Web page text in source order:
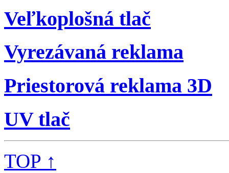
Veľkoplošná tlač
Vyrezávaná reklama
Priestorová reklama 3D
UV tlač
TOP ↑